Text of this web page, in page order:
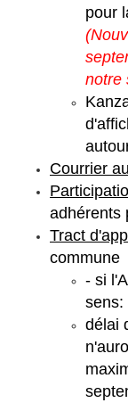
pour
notre
Courrier
adhérents
Tract
commune
- si
sens:
délai